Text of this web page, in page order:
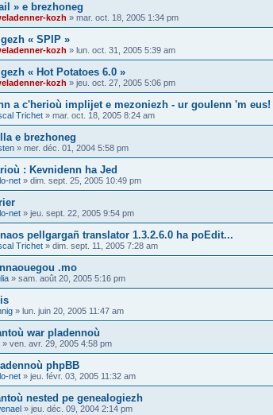
» e brezhoneg
kozh » mar. oct. 18, 2005 1:34 pm
« SPIP »
kozh » lun. oct. 31, 2005 5:39 am
« Hot Potatoes 6.0 »
kozh » jeu. oct. 27, 2005 5:06 pm
a c'herioù implijet e mezoniezh - ur goulenn 'm eus!
Trichet » mar. oct. 18, 2005 8:24 am
e brezhoneg
» mer. déc. 01, 2004 5:58 pm
: Kevnidenn ha Jed
net » dim. sept. 25, 2005 10:49 pm
net » jeu. sept. 22, 2005 9:54 pm
pellgargañ translator 1.3.2.6.0 ha poEdit...
Trichet » dim. sept. 11, 2005 7:28 am
.mo
» sam. août 20, 2005 5:16 pm
» lun. juin 20, 2005 11:47 am
war pladennoù
» ven. avr. 29, 2005 4:58 pm
phpBB
net » jeu. févr. 03, 2005 11:32 am
nested pe genealogiezh
» jeu. déc. 09, 2004 2:14 pm